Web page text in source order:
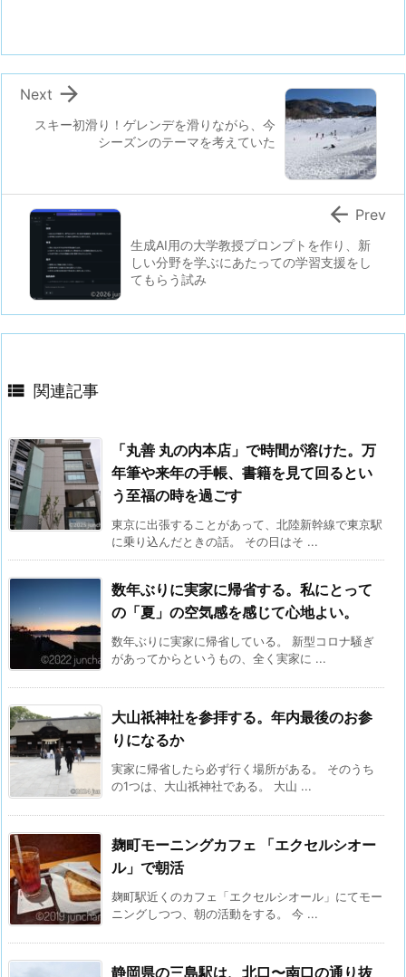
スキー初滑り！ゲレンデを滑りながら、今
シーズンのテーマを考えていた

Next
生成AI用の大学教授プロンプトを作り、新
しい分野を学ぶにあたっての学習支援をし
てもらう試み
 Prev
 関連記事
「丸善 丸の内本店」で時間が溶けた。万
年筆や来年の手帳、書籍を見て回るとい
う至福の時を過ごす
東京に出張することがあって、北陸新幹線で東京駅
に乗り込んだときの話。 その日はそ ...
数年ぶりに実家に帰省する。私にとって
の「夏」の空気感を感じて心地よい。
数年ぶりに実家に帰省している。 新型コロナ騒ぎ
があってからというもの、全く実家に ...
大山祇神社を参拝する。年内最後のお参
りになるか
実家に帰省したら必ず行く場所がある。 そのうち
の1つは、大山祇神社である。 大山 ...
麹町モーニングカフェ 「エクセルシオー
ル」で朝活
麹町駅近くのカフェ「エクセルシオール」にてモー
ニングしつつ、朝の活動をする。 今 ...
静岡県の三島駅は、北口〜南口の通り抜